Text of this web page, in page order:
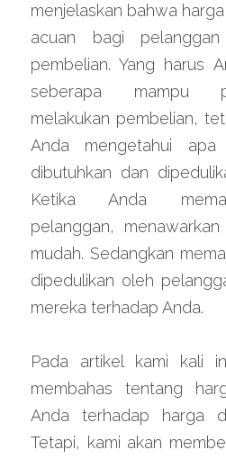
menjelaskan bahwa
acuan bagi
pembelian. Yang harus
seberapa mampu
melakukan pembelian,
Anda mengetahui
dibutuhkan dan
Ketika Anda
pelanggan,
mudah. Sedangkan
dipedulikan oleh
mereka terhadap Anda.
Pada artikel kami kali
membahas tentang
Anda terhadap harga
Tetapi, kami akan